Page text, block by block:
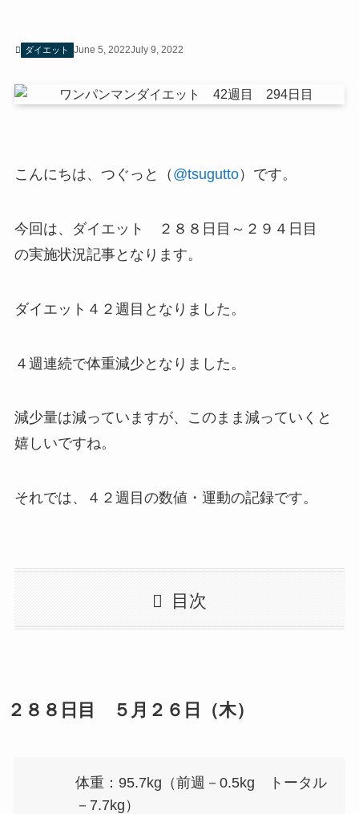
ダイエット June 5, 2022July 9, 2022
こんにちは、つぐっと（ @tsugutto）です。
今回は、ダイエット ２８８日目～２９４日目
の実施状況記事となります。
ダイエット４２週目となりました。
４週連続で体重減少となりました。
減少量は減っていますが、このまま減っていくと
嬉しいですね。
それでは、４２週目の数値・運動の記録です。
目次
２８８日目 ５月２６日（木）
体重：95.7kg（前週－0.5kg トータル
－7.7kg）